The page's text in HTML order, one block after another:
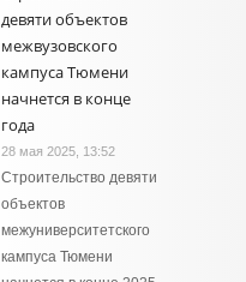
девяти объектов
межвузовского
кампуса Тюмени
начнется в конце
года
28 мая 2025, 13:52
Строительство девяти
объектов
межуниверситетского
кампуса Тюмени